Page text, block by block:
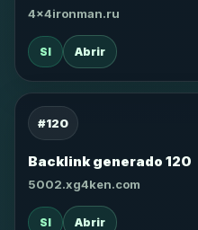
4x4ironman.ru
SI Abrir
#120
Backlink generado 120
5002.xg4ken.com
SI Abrir